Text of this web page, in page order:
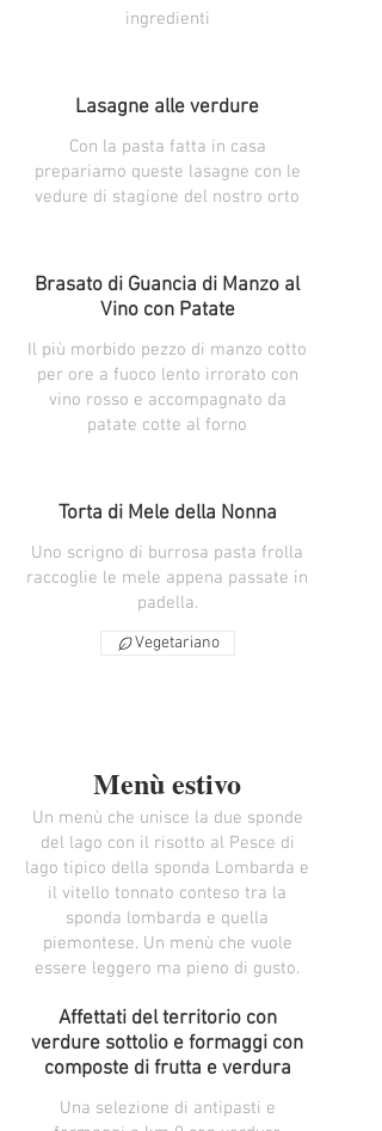
ingredienti
Lasagne alle verdure
Con la pasta fatta in casa
prepariamo queste lasagne con le
vedure di stagione del nostro orto
Brasato di Guancia di Manzo al
Vino con Patate
Il più morbido pezzo di manzo cotto
per ore a fuoco lento irrorato con
vino rosso e accompagnato da
patate cotte al forno
Torta di Mele della Nonna
Uno scrigno di burrosa pasta frolla
raccoglie le mele appena passate in
padella.
Vegetariano
Menù estivo
Un menù che unisce la due sponde
del lago con il risotto al Pesce di
lago tipico della sponda Lombarda e
il vitello tonnato conteso tra la
sponda lombarda e quella
piemontese. Un menù che vuole
essere leggero ma pieno di gusto.
Affettati del territorio con
verdure sottolio e formaggi con
composte di frutta e verdura
Una selezione di antipasti e